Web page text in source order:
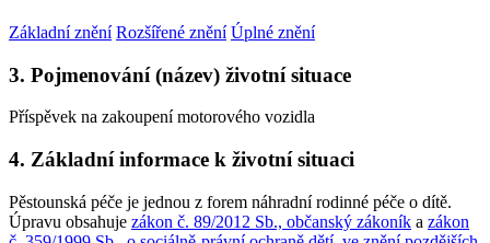
Základní znění Rozšířené znění Úplné znění
3. Pojmenování (název) životní situace
Příspěvek na zakoupení motorového vozidla
4. Základní informace k životní situaci
Pěstounská péče je jednou z forem náhradní rodinné péče o dítě.
Úpravu obsahuje zákon č. 89/2012 Sb., občanský zákoník a zákon